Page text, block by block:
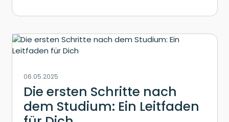
06.05.2025
Die ersten Schritte nach
dem Studium: Ein Leitfaden